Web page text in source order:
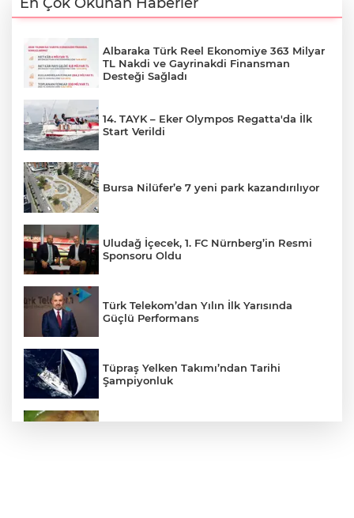
Albaraka Türk Reel Ekonomiye 363 Milyar
TL Nakdi ve Gayrinakdi Finansman
Desteği Sağladı
14. TAYK – Eker Olympos Regatta'da İlk
Start Verildi
Bursa Nilüfer’e 7 yeni park kazandırılıyor
Uludağ İçecek, 1. FC Nürnberg’in Resmi
Sponsoru Oldu
Türk Telekom’dan Yılın İlk Yarısında
Güçlü Performans
Tüpraş Yelken Takımı’ndan Tarihi
Şampiyonluk